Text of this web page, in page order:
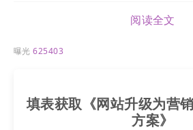
通过下图红框内的批量交换功能
阅读全文
曝光625403
填表获取《网站升级为营
方案》